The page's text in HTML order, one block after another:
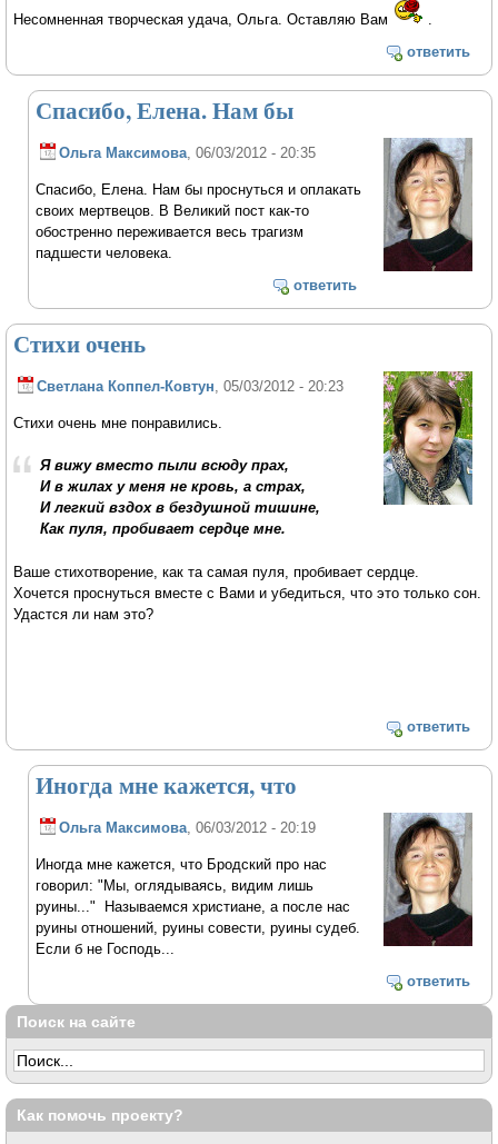
Несомненная творческая удача, Ольга. Оставляю Вам
.
ответить
Спасибо, Елена. Нам бы
Ольга Максимова, 06/03/2012 - 20:35
Спасибо, Елена. Нам бы проснуться и оплакать
своих мертвецов. В Великий пост как-то
обостренно переживается весь трагизм
падшести человека.
ответить
Стихи очень
Светлана Коппел-Ковтун , 05/03/2012 - 20:23
Стихи очень мне понравились.
Я вижу вместо пыли всюду прах,
И в жилах у меня не кровь, а страх,
И легкий вздох в бездушной тишине,
Как пуля, пробивает сердце мне.
Ваше стихотворение, как та самая пуля, пробивает сердце.
Хочется проснуться вместе с Вами и убедиться, что это только сон.
Удастся ли нам это?
ответить
Иногда мне кажется, что
Ольга Максимова, 06/03/2012 - 20:19
Иногда мне кажется, что Бродский про нас
говорил: "Мы, оглядываясь, видим лишь
руины..." Называемся христиане, а после нас
руины отношений, руины совести, руины судеб.
Если б не Господь...
ответить
Поиск на сайте
Как помочь проекту?